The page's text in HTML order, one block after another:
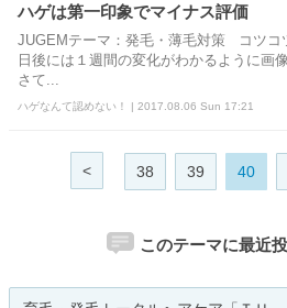
ハゲは第一印象でマイナス評価
JUGEMテーマ：発毛・薄毛対策 コツコ
日後には１週間の変化がわかるように
さて...
ハゲなんて認めない！ | 2017.08.06 Sun 17:21
< 38 39 40
このテーマに最近